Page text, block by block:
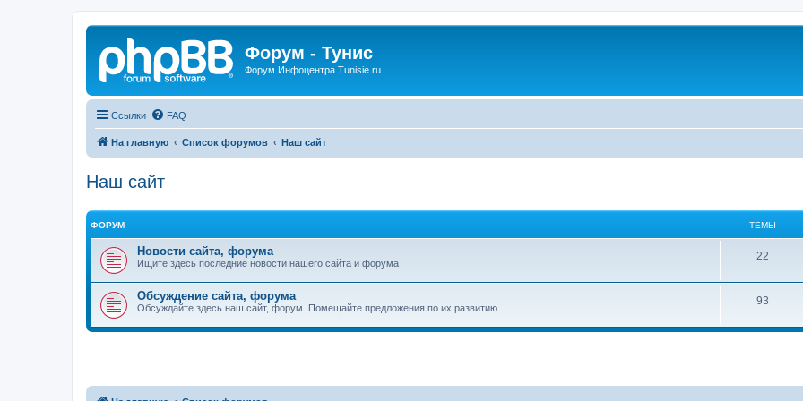
Форум - Тунис
Форум Инфоцентра Tunisie.ru
Ссылки FAQ
На главную Список форумов Наш сайт
Наш сайт
ФОРУМ ТЕМЫ
Новости сайта, форума
Ищите здесь последние новости нашего сайта и форума
22
Обсуждение сайта, форума
Обсуждайте здесь наш сайт, форум. Помещайте предложения по их развитию.
93